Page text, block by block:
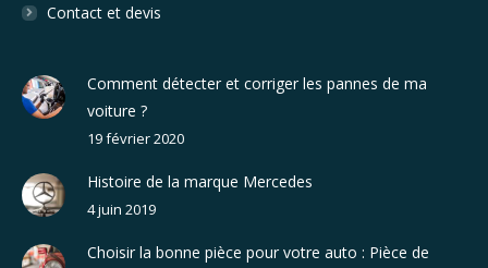
Contact et devis
Comment détecter et corriger les pannes de ma
voiture ?
19 février 2020
Histoire de la marque Mercedes
4 juin 2019
Choisir la bonne pièce pour votre auto : Pièce de